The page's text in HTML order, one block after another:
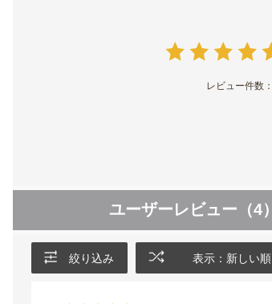
レビュー件数：
ユーザーレビュー （4）
絞り込み 表示：新しい順